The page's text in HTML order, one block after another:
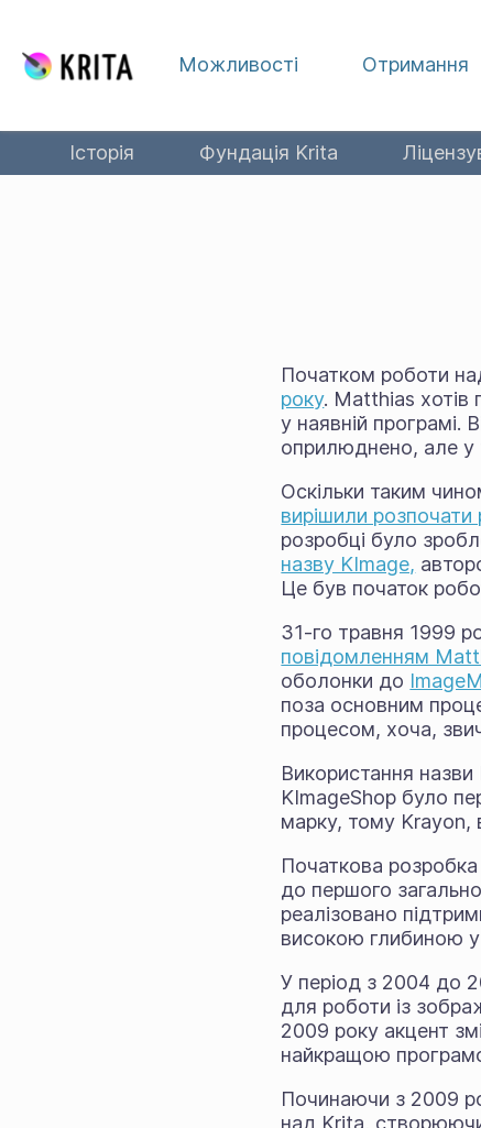
Можливості Отримання
Історія Фундація Krita
Початком роботи
року. Matthias хотів
у наявній програмі.
оприлюднено, але у
Оскільки таким
вирішили
розробці було
назву KImage,
Це був початок
31-го травня 1999
повідомленням
оболонки до
поза основним
процесом, хоча,
Використання
KImageShop було
марку, тому Krayon,
Початкова
до першого
реалізовано
високою глибиною у
У період з 2004 до
для роботи із
2009 року акцент
найкращою
Починаючи з 2009
над Krita,